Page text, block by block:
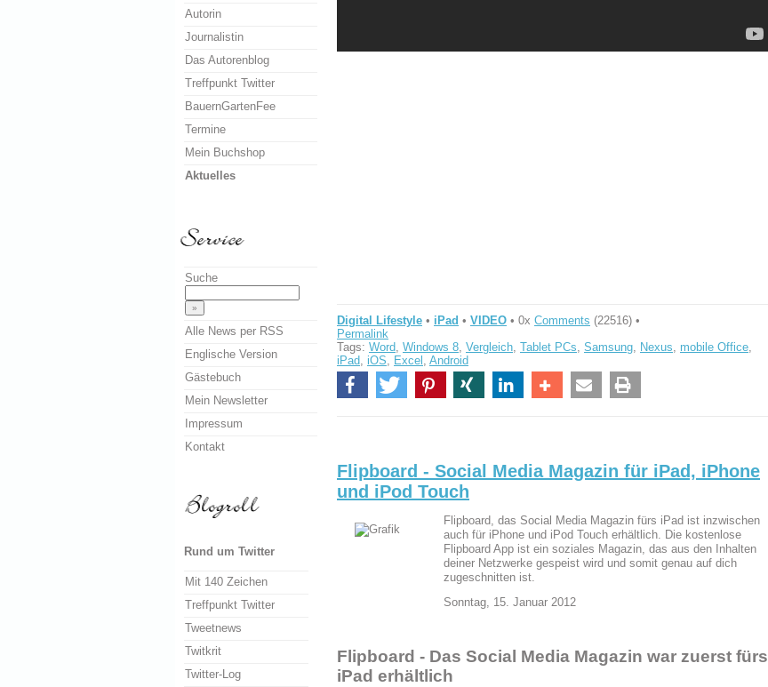
Digital Lifestyle • iPad • VIDEO • 0x Comments (22516) •
Permalink
Tags: Word Windows 8 Vergleich Tablet PCs Samsung Nexus mobile Office
iPad iOS Excel Android
Flipboard - Social Media Magazin für iPad, iPhone
und iPod Touch
Flipboard, das Social Media Magazin fürs iPad ist inzwischen
auch für iPhone und iPod Touch erhältlich. Die kostenlose
Flipboard App ist ein soziales Magazin, das aus den Inhalten
deiner Netzwerke gespeist wird und somit genau auf dich
zugeschnitten ist.
Sonntag, 15. Januar 2012
Flipboard - Das Social Media Magazin war zuerst fürs
iPad erhältlich
Autorin
Journalistin
Das Autorenblog
Treffpunkt Twitter
BauernGartenFee
Termine
Mein Buchshop
Aktuelles
Suche
Alle News per RSS
Englische Version
Gästebuch
Mein Newsletter
Impressum
Kontakt
Rund um Twitter
Mit 140 Zeichen
Treffpunkt Twitter
Tweetnews
Twitkrit
Twitter-Log